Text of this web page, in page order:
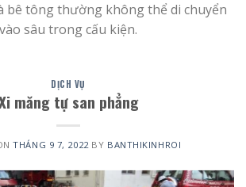
bê tông thường không thể di chuyển
vào sâu trong cấu kiện.
DỊCH VỤ
măng tự san phẳng
THÁNG 9 7, 2022BY BANTHIKINHROI